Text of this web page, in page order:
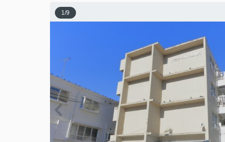
1/9